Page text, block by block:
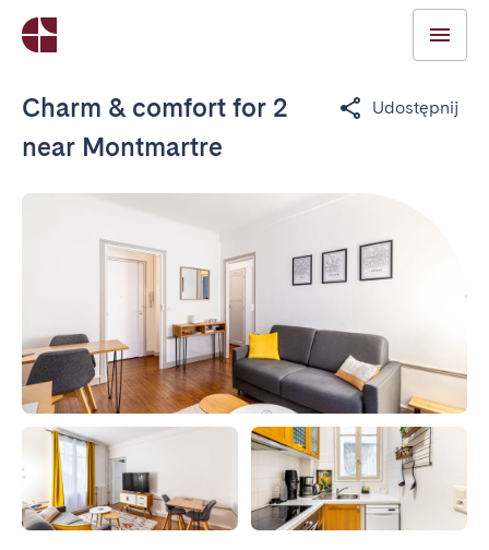
Charm & comfort for 2
near Montmartre
Udostępnij